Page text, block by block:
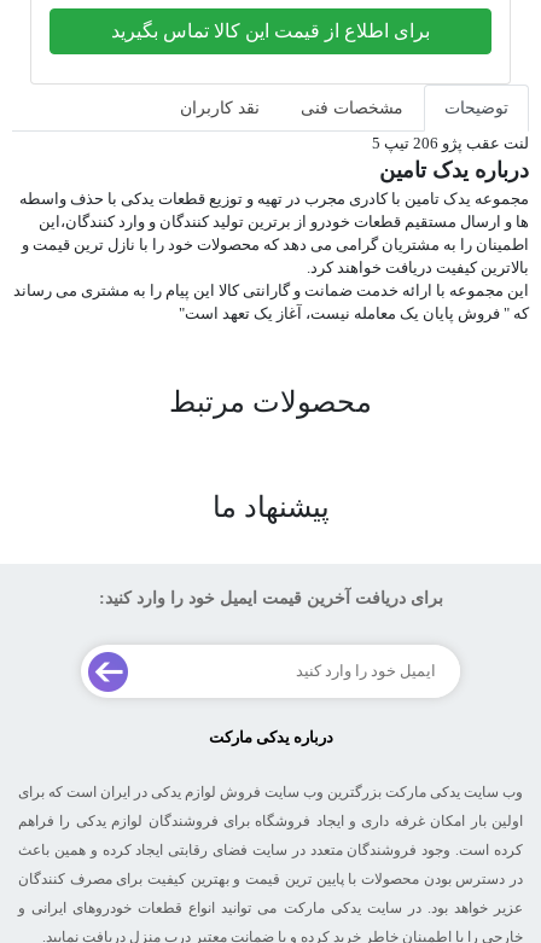
برای اطلاع از قیمت این کالا تماس بگیرید
توضیحات مشخصات فنی
نقد کاربران
لنت عقب پژو 206 تیپ 5
درباره یدک تامین
مجموعه یدک تامین با کادری مجرب در تهیه و توزیع قطعات یدکی با حذف واسطه
ها و ارسال مستقیم قطعات خودرو از برترین تولید کنندگان و وارد کنندگان،این
اطمینان را به مشتریان گرامی می دهد که محصولات خود را با نازل ترین قیمت و
بالاترین کیفیت دریافت خواهند کرد.
این مجموعه با ارائه خدمت ضمانت و گارانتی کالا این پیام را به مشتری می رساند
که " فروش پایان یک معامله نیست، آغاز یک تعهد است"
محصولات مرتبط
پیشنهاد ما
برای دریافت آخرین قیمت ایمیل خود را وارد کنید:
درباره یدکی مارکت
وب سایت یدکی مارکت بزرگترین وب سایت فروش لوازم یدکی در ایران است که برای
اولین بار امکان غرفه داری و ایجاد فروشگاه برای فروشندگان لوازم یدکی را فراهم
کرده است. وجود فروشندگان متعدد در سایت فضای رقابتی ایجاد کرده و همین باعث
در دسترس بودن محصولات با پایین ترین قیمت و بهترین کیفیت برای مصرف کنندگان
عزیر خواهد بود. در سایت یدکی مارکت می توانید انواع قطعات خودروهای ایرانی و
خارجی را با اطمینان خاطر خرید کرده و با ضمانت معتبر درب منزل دریافت نمایید.